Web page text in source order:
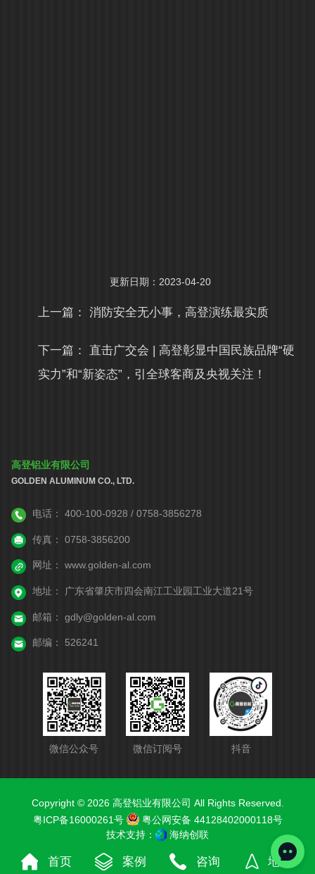
更新日期：2023-04-20
上一篇：消防安全无小事，高登演练最实质
下一篇： 直击广交会 | 高登彰显中国民族品牌“硬
实力”和“新姿态”，引全球客商及央视关注！
高登铝业有限公司
GOLDEN ALUMINUM CO., LTD.
电话： 400-100-0928 / 0758-3856278
传真： 0758-3856200
网址： www.golden-al.com
地址： 广东省肇庆市四会南江工业园工业大道21号
邮箱： gdly@golden-al.com
邮编： 526241
微信公众号 微信订阅号 抖音
Copyright © 2026 高登铝业有限公司 All Rights Reserved.
粤ICP备16000261号
粤公网安备 44128402000118号
技术支持：
海纳创联
首页 案例 咨询 地图